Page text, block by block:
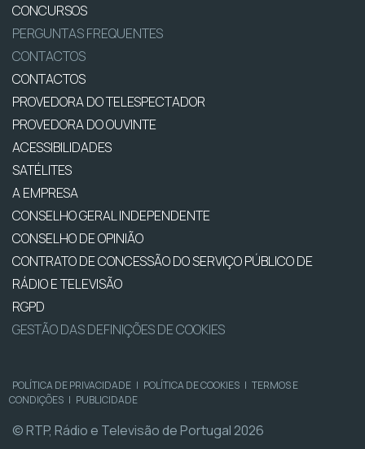
CONCURSOS
PERGUNTAS FREQUENTES
CONTACTOS
CONTACTOS
PROVEDORA DO TELESPECTADOR
PROVEDORA DO OUVINTE
ACESSIBILIDADES
SATÉLITES
A EMPRESA
CONSELHO GERAL INDEPENDENTE
CONSELHO DE OPINIÃO
CONTRATO DE CONCESSÃO DO SERVIÇO PÚBLICO DE
RÁDIO E TELEVISÃO
RGPD
GESTÃO DAS DEFINIÇÕES DE COOKIES
POLÍTICA DE PRIVACIDADE | POLÍTICA DE COOKIES | TERMOS E
CONDIÇÕES | PUBLICIDADE
© RTP, Rádio e Televisão de Portugal 2026